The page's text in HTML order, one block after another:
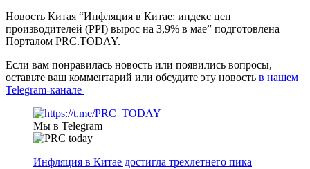
Новость Китая “Инфляция в Китае: индекс цен
производителей (PPI) вырос на 3,9% в мае” подготовлена
Порталом PRC.TODAY.
Если вам понравилась новость или появились вопросы,
оставьте ваш комментарий или обсудите эту новость в нашем
Telegram-канале
Мы в Telegram
Инфляция в Китае достигла трехлетнего пика